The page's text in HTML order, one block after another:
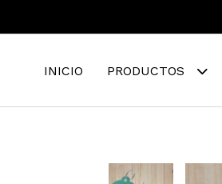
INICIO PRODUCTOS